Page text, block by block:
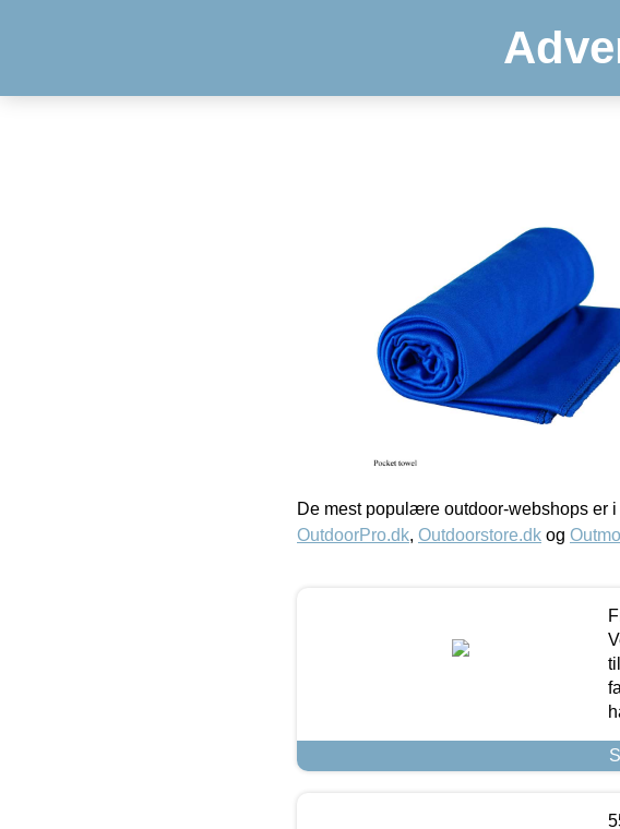
De mest populære outdoor-webshops er
OutdoorPro.dk, Outdoorstore.dk og